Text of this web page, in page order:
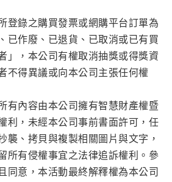
登錄之購買發票或網購平台訂單為
已作廢、已退貨、已取消或已有買
」，本公司有權取消抽獎或得獎資
不得異議或向本公司主張任何權
有內容由本公司擁有智慧財產權暨
利，未經本公司事前書面許可，任
襲、拷貝與複製相關圖片與文字，
所有侵權事宜之法律追訴權利。參
同意，本活動最終解釋權為本公司